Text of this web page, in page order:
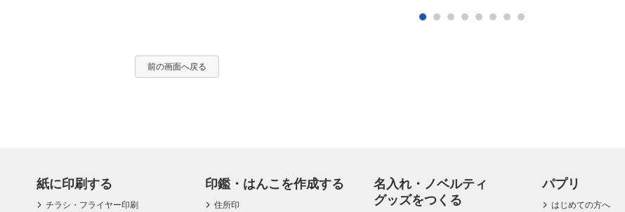
前の画面へ戻る
紙に印刷する
チラシ・フライヤー印刷
印鑑・はんこを作成する
住所印
名入れ・ノベルティ
グッズをつくる
パプリ
はじめての方へ